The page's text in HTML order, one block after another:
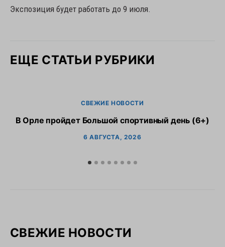
Экспозиция будет работать до 9 июля.
ЕЩЕ СТАТЬИ РУБРИКИ
СВЕЖИЕ НОВОСТИ
В Орле пройдет Большой спортивный день (6+)
6 АВГУСТА, 2026
СВЕЖИЕ НОВОСТИ